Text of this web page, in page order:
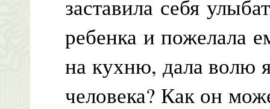
заставила себя
ребенка и пожелала
на кухню, дала волю
человека? Как он